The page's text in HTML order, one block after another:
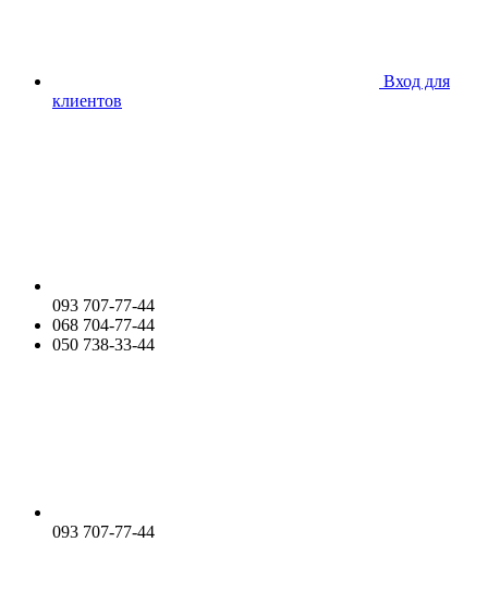
Вход для
клиентов
093 707-77-44
068 704-77-44
050 738-33-44
093 707-77-44